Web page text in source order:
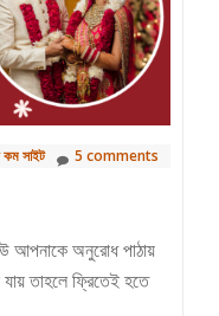
কম সাইট 5 comments
আপনাকে অনুরোধ পাঠায়
তাহলে ফ্রিতেই হতে